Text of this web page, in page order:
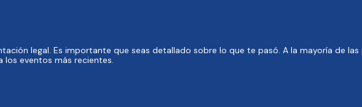
legal. Es importante que seas detallado sobre lo que te pasó. A la mayoría de
eventos más recientes.